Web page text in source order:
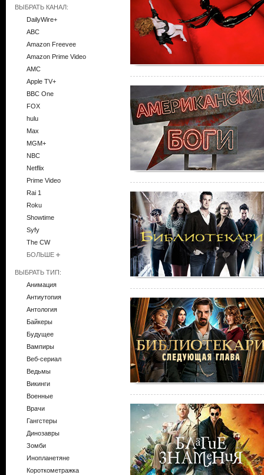
ВЫБРАТЬ КАНАЛ:
DailyWire+
ABC
Amazon Freevee
Amazon Prime Video
AMC
Apple TV+
BBC One
FOX
hulu
Max
MGM+
NBC
Netflix
Prime Video
Rai 1
Roku
Showtime
Syfy
The CW
БОЛЬШЕ
ВЫБРАТЬ ТИП:
Анимация
Антиутопия
Антология
Байкеры
Будущее
Вампиры
Веб-сериал
Ведьмы
Викинги
Военные
Врачи
Гангстеры
Динозавры
Зомби
Инопланетяне
Короткометражка